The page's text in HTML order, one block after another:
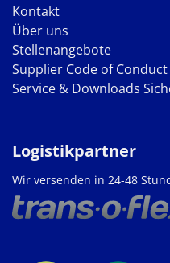
Kontakt
Über uns
Stellenangebote
Supplier Code of Conduct
Service & Downloads
Logistikpartner
Wir versenden in 24-48